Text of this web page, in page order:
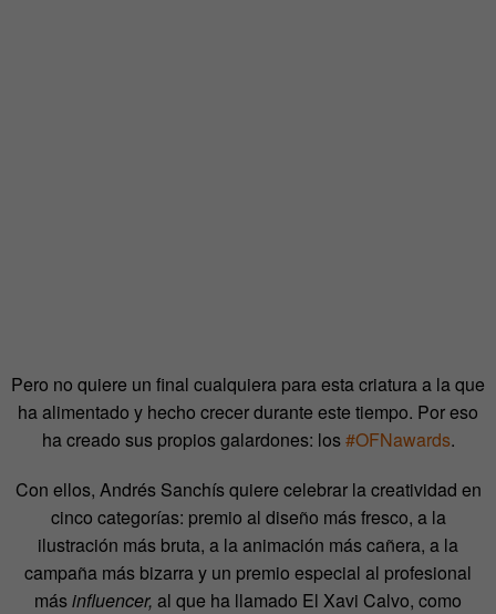
Pero no quiere un final cualquiera para esta criatura a la que
ha alimentado y hecho crecer durante este tiempo. Por eso
ha creado sus propios galardones: los#OFNawards.
Con ellos, Andrés Sanchís quiere celebrar la creatividad en
cinco categorías: premio al diseño más fresco, a la
ilustración más bruta, a la animación más cañera, a la
campaña más bizarra y un premio especial al profesional
másinfluencer, al que ha llamado El Xavi Calvo, como